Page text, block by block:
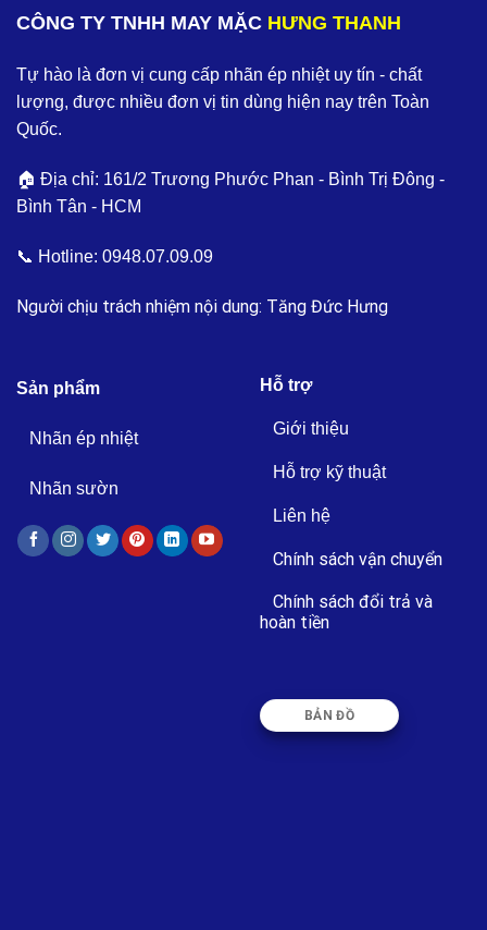
CÔNG TY TNHH MAY MẶC HƯNG THANH
Tự hào là đơn vị cung cấp nhãn ép nhiệt uy tín - chất
lượng, được nhiều đơn vị tin dùng hiện nay trên Toàn
Quốc.
🏠 Địa chỉ: 161/2 Trương Phước Phan - Bình Trị Đông -
Bình Tân - HCM
📞 Hotline: 0948.07.09.09
Người chịu trách nhiệm nội dung: Tăng Đức Hưng
Sản phẩm
Nhãn ép nhiệt
Nhãn sườn
Hỗ trợ
Giới thiệu
Hỗ trợ kỹ thuật
Liên hệ
Chính sách vận chuyển
Chính sách đổi trả và
hoàn tiền
BẢN ĐỒ